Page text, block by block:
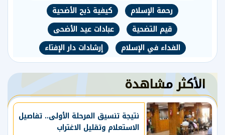
رحمة الإسلام
كيفية ذبح الأضحية
قيم التضحية
عبادات عيد الأضحى
الفداء في الإسلام
إرشادات دار الإفتاء
الأكثر مشاهدة
نتيجة تنسيق المرحلة الأولى.. تفاصيل
الاستعلام وتقليل الاغتراب